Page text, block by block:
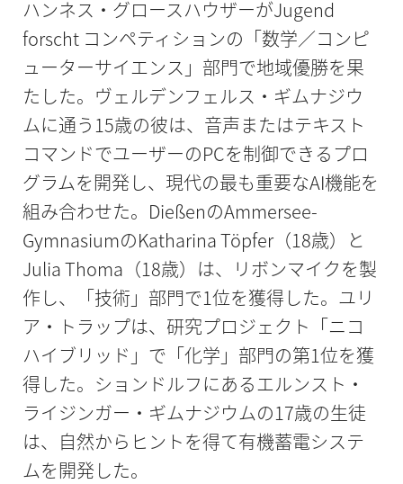
ハンネス・グロースハウザーがJugend
forscht コンペティションの「数学／コンピ
ューターサイエンス」部門で地域優勝を果
たした。ヴェルデンフェルス・ギムナジウ
ムに通う15歳の彼は、音声またはテキスト
コマンドでユーザーのPCを制御できるプロ
グラムを開発し、現代の最も重要なAI機能を
組み合わせた。DießenのAmmersee-
GymnasiumのKatharina Töpfer（18歳）と
Julia Thoma（18歳）は、リボンマイクを製
作し、「技術」部門で1位を獲得した。ユリ
ア・トラップは、研究プロジェクト「ニコ
ハイブリッド」で「化学」部門の第1位を獲
得した。ションドルフにあるエルンスト・
ライジンガー・ギムナジウムの17歳の生徒
は、自然からヒントを得て有機蓄電システ
ムを開発した。